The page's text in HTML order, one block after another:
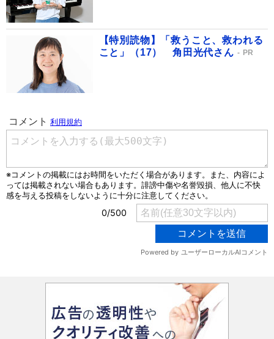
【特別読物】「救うこと、救われる
こと」（17） 角田光代さん
PR